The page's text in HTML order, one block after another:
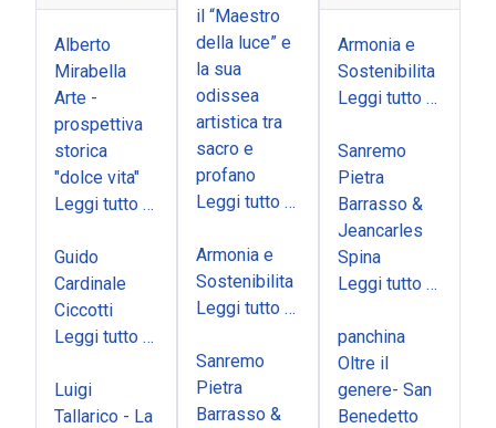
Alberto
Mirabella
Arte -
prospettiva
storica
"dolce vita"
Leggi tutto …
Guido
Cardinale
Ciccotti
Leggi tutto …
Luigi
Tallarico - La
il “Maestro
della luce” e
la sua
odissea
artistica tra
sacro e
profano
Leggi tutto …
Armonia e
Sostenibilita
Leggi tutto …
Sanremo
Pietra
Barrasso &
Armonia e
Sostenibilita
Leggi tutto …
Sanremo
Pietra
Barrasso &
Jeancarles
Spina
Leggi tutto …
panchina
Oltre il
genere- San
Benedetto